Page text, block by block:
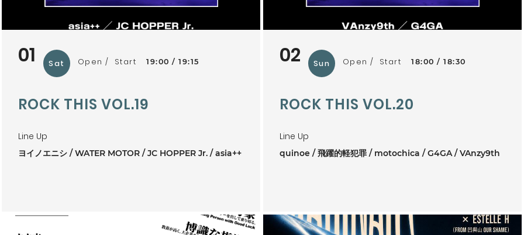
01 Sat Open Start 19:00 19:15
ROCK THIS VOL.19
Line Up
ヨイノエニシ WATER MOTOR JC HOPPER Jr. asia++
02 Sun Open Start 18:00 18:30
ROCK THIS VOL.20
Line Up
quinoe 飛躍的軽犯罪 motochica G4GA VAnzy9th